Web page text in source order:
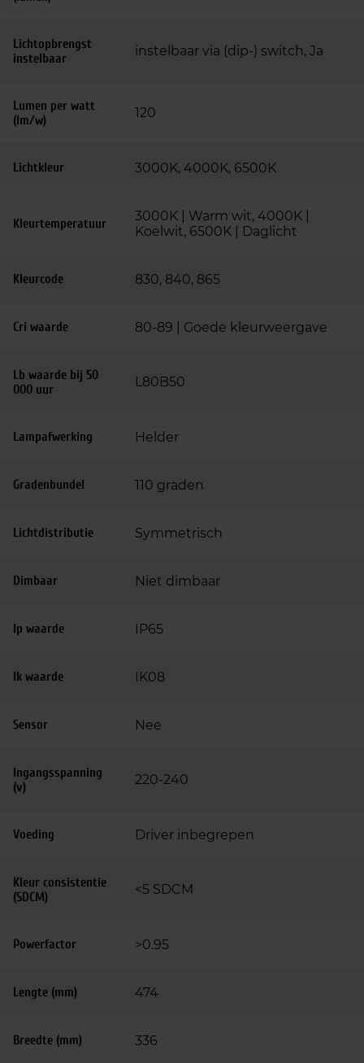
Lichtopbrengst
instelbaar
instelbaar via (dip-) switch, Ja
Lumen per watt
(lm/w)
120
Lichtkleur 3000K, 4000K, 6500K
Kleurtemperatuur
3000K | Warm wit, 4000K |
Koelwit, 6500K | Daglicht
Kleurcode 830, 840, 865
Cri waarde 80-89 | Goede kleurweergave
Lb waarde bij 50
000 uur
L80B50
Lampafwerking Helder
Gradenbundel 110 graden
Lichtdistributie Symmetrisch
Dimbaar Niet dimbaar
Ip waarde IP65
Ik waarde IK08
Sensor Nee
Ingangsspanning
(v)
220-240
Voeding Driver inbegrepen
Kleur consistentie
(SDCM)
<5 SDCM
Powerfactor >0.95
Lengte (mm) 474
Breedte (mm) 336